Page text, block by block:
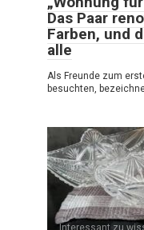
Das Paar
Farben, und
alle
Als Freunde zum
besuchten,
Interessant zu